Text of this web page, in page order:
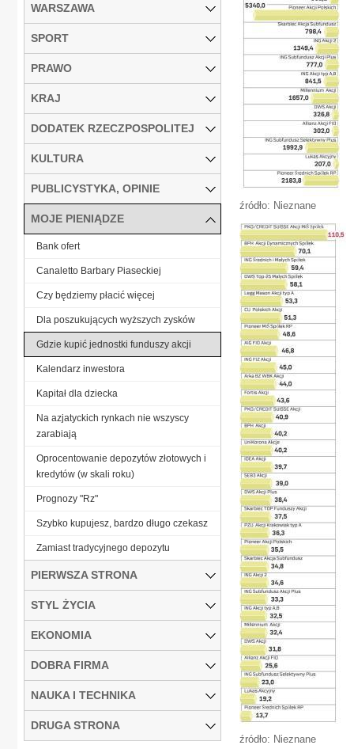
źródło: Nieznane
źródło: Nieznane
WARSZAWA
SPORT
PRAWO
KRAJ
DODATEK RZECZPOSPOLITEJ
KULTURA
PUBLICYSTYKA, OPINIE
MOJE PIENIĄDZE
Bank ofert
Canaletto Barbary Piaseckiej
Czy będziemy płacić więcej
Dla poszukujących wyższych zysków
Gdzie kupić jednostki funduszy akcji
Kalendarz inwestora
Kapitał dla dziecka
Na azjatyckich rynkach nie wszyscy
zarabiają
Oprocentowanie depozytów złotowych i
kredytów (w skali roku)
Prognozy "Rz"
Szybko kupujesz, bardzo długo czekasz
Zamiast tradycyjnego depozytu
PIERWSZA STRONA
STYL ŻYCIA
EKONOMIA
DOBRA FIRMA
NAUKA I TECHNIKA
DRUGA STRONA